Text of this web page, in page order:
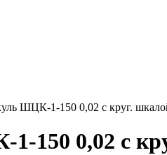
ШЦК-1-150 0,02 с круг.
150 0,02 с